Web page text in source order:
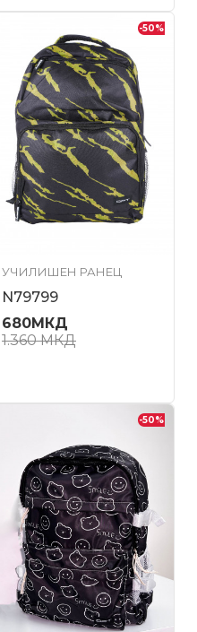
-50%
УЧИЛИШЕН РАНЕЦ
N79799
680МКД
1.360МКД
-50%